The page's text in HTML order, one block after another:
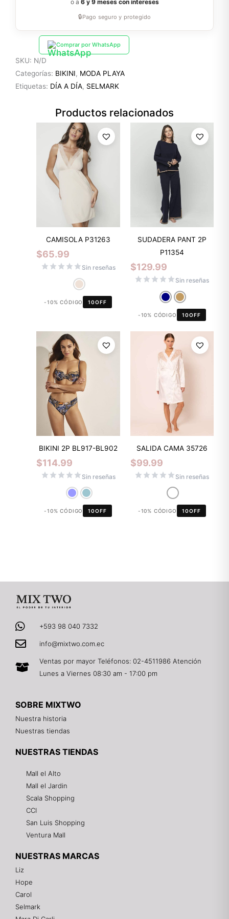
o a 6 y 9 meses con intereses
🔒Pago seguro y protegido
Comprar por WhatsApp
SKU: N/D
Categorías: BIKINI, MODA PLAYA
Etiquetas: DÍA A DÍA, SELMARK
Productos relacionados
CAMISOLA P31263
$65.99
Sin reseñas
-10% CÓDIGO 10OFF
SUDADERA PANT 2P
P11354
$129.99
Sin reseñas
-10% CÓDIGO 10OFF
BIKINI 2P BL917-BL902
$114.99
Sin reseñas
-10% CÓDIGO 10OFF
SALIDA CAMA 35726
$99.99
Sin reseñas
-10% CÓDIGO 10OFF
+593 98 040 7332
info@mixtwo.com.ec
Ventas por mayor Teléfonos: 02-4511986 Atención
Lunes a Viernes 08:30 am - 17:00 pm
SOBRE MIXTWO
Nuestra historia
Nuestras tiendas
NUESTRAS TIENDAS
Mall el Alto
Mall el Jardin
Scala Shopping
CCI
San Luis Shopping
Ventura Mall
NUESTRAS MARCAS
Liz
Hope
Carol
Selmark